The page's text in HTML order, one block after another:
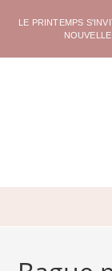
LE PRINTEMPS